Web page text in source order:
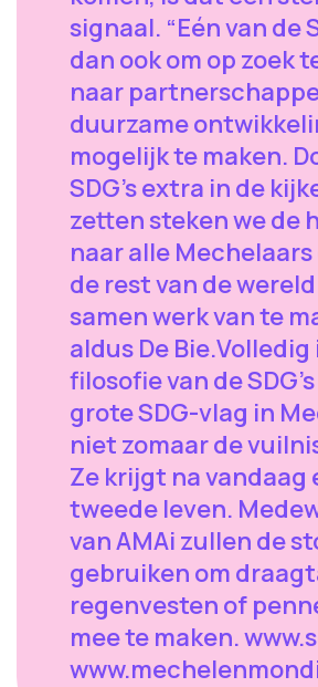
signaal. “Eén van de
dan ook om op zoek
naar
duurzame
mogelijk te maken.
SDG’s extra in de
zetten steken we de
naar alle
de rest van de
samen werk van te
aldus De Bie.Volledig
filosofie van de
grote SDG-vlag in
niet zomaar de
Ze krijgt na vandaag
tweede leven.
van AMAi zullen de
gebruiken om
regenvesten of
mee te maken.